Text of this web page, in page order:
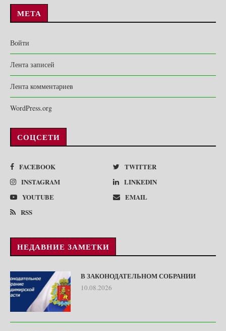
МЕТА
Войти
Лента записей
Лента комментариев
WordPress.org
СОЦСЕТИ
FACEBOOK
TWITTER
INSTAGRAM
LINKEDIN
YOUTUBE
EMAIL
RSS
НЕДАВНИЕ ЗАМЕТКИ
В ЗАКОНОДАТЕЛЬНОМ СОБРАНИИ
10.08.2026